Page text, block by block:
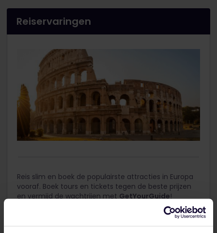
Reiservaringen
Reis slim en boek de populairste attracties in Europa
vooraf. Boek tours en tickets tegen de beste prijzen
en vermijd de wachtrijen metGetYourGuide!